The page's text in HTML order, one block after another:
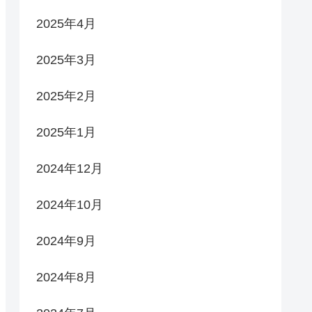
2025年4月
2025年3月
2025年2月
2025年1月
2024年12月
2024年10月
2024年9月
2024年8月